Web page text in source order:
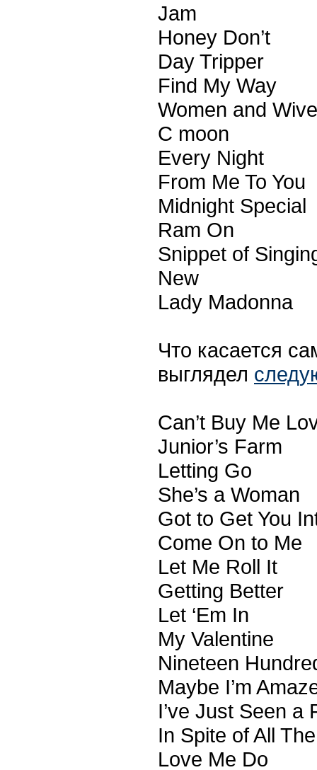
Jam
Honey Don’t
Day Tripper
Find My Way
Women and
C moon
Every Night
From Me To You
Midnight Special
Ram On
Snippet of
New
Lady Madonna
Что касается
выглядел
Can’t Buy Me
Junior’s Farm
Letting Go
She’s a Woman
Got to Get You
Come On to Me
Let Me Roll It
Getting Better
Let ‘Em In
My Valentine
Nineteen
Maybe I’m
I’ve Just Seen a
In Spite of All
Love Me Do